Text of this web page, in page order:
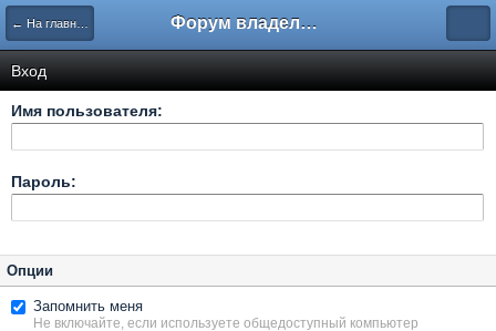
← На главную Форум владельцев интернет-магазинов
Вход
Имя пользователя:
Пароль:
Опции
Запомнить меня
Не включайте, если используете общедоступный компьютер